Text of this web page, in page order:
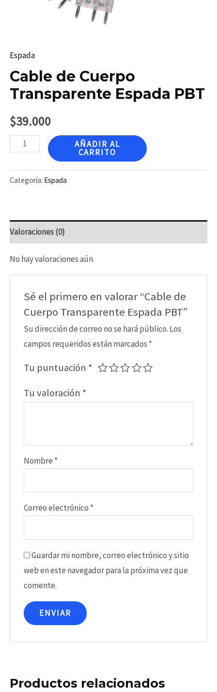
Espada
Cable de Cuerpo
Transparente Espada PBT
$39.000
Cable
Cuerpo
Transparente
cantidad
AÑADIR AL
CARRITO
Categoría: Espada
Valoraciones (0)
No hay valoraciones aún.
Sé el primero en valorar “Cable de
Cuerpo Transparente Espada PBT”
Su dirección de correo no se hará público. Los
campos requeridos están marcados *
Tu puntuación *
Tu valoración *
Nombre *
Correo electrónico *
Guardar mi nombre, correo electrónico y sitio
web en este navegador para la próxima vez que
comente.
Productos relacionados